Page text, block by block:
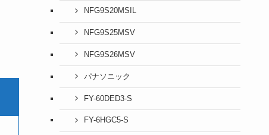
NFG9S20MSIL
NFG9S25MSV
NFG9S26MSV
パナソニック
FY-60DED3-S
FY-6HGC5-S